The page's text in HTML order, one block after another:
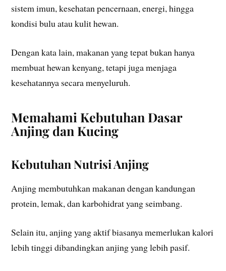
sistem imun, kesehatan pencernaan, energi, hingga
kondisi bulu atau kulit hewan.
Dengan kata lain, makanan yang tepat bukan hanya
membuat hewan kenyang, tetapi juga menjaga
kesehatannya secara menyeluruh.
Memahami Kebutuhan Dasar
Anjing dan Kucing
Kebutuhan Nutrisi Anjing
Anjing membutuhkan makanan dengan kandungan
protein, lemak, dan karbohidrat yang seimbang.
Selain itu, anjing yang aktif biasanya memerlukan kalori
lebih tinggi dibandingkan anjing yang lebih pasif.